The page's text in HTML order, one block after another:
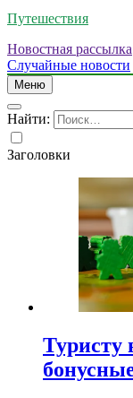
Путешествия
Новостная рассылка
Случайные новости
Меню
Найти:
Заголовки
Туристу